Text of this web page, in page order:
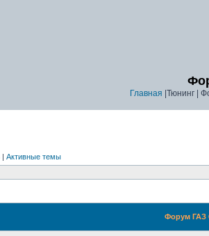
Главная |Тюнинг |
| Активные темы
Форум ГАЗ